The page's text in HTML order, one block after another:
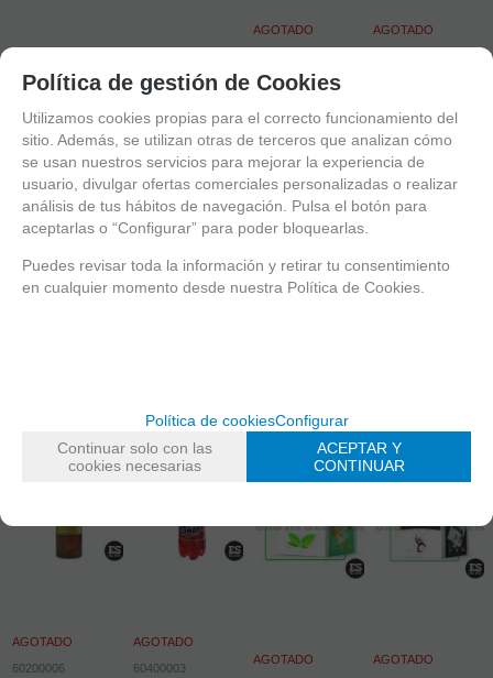
60300009
AGUA
VILADRAU 1.5l
0,47 €
10.00% IVA
60100020
ANIS GRANO
50g, BILEC
1,05 €
10.00%IVA
AGOTADO
BIO SIROPE
DE GUINDAS
750ml
HARMONICA
8,77 €
10.00% IVA
AGOTADO
750ml
HARMONICA
8,06
10.00%
AGOTADO
60200006
AGOTADO
60400003
AGOTADO
AGOTADO
Política de gestión de Cookies
Utilizamos cookies propias para el correcto funcionamiento del
sitio. Además, se utilizan otras de terceros que analizan cómo
se usan nuestros servicios para mejorar la experiencia de
usuario, divulgar ofertas comerciales personalizadas o realizar
análisis de tus hábitos de navegación. Pulsa el botón para
aceptarlas o “Configurar” para poder bloquearlas.
Puedes revisar toda la información y retirar tu consentimiento
en cualquier momento desde nuestra Política de Cookies.
Política de cookiesConfigurar
Continuar solo con las
cookies necesarias
ACEPTAR Y
CONTINUAR